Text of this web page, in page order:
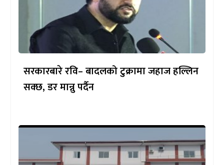
सरकारबारे रवि– बादलको टुक्रामा जहाज हल्लिन
सक्छ, डर मान्नु पर्दैन